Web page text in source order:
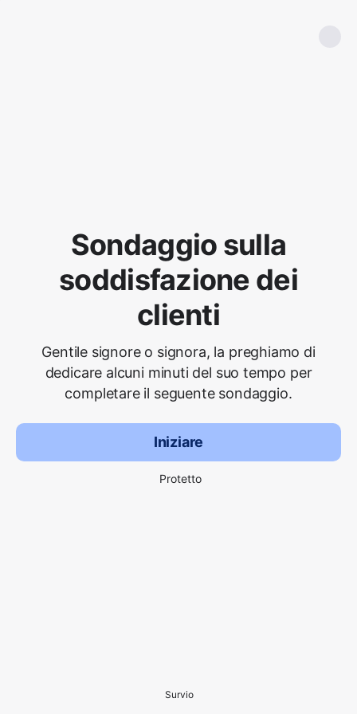
Sondaggio sulla
soddisfazione dei
clienti
Gentile signore o signora, la preghiamo di
dedicare alcuni minuti del suo tempo per
completare il seguente sondaggio.
Iniziare
Protetto
Survio